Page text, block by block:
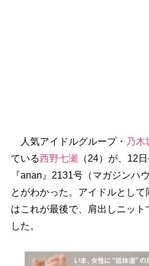
人気アイドルグループ・ 乃木
ている西野七瀬（24）が、12
『anan』2131号（マガジンハ
とがわかった。アイドルとし
はこれが最後で、肩出しニッ
した。